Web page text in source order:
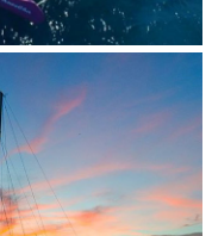
공)
어, 바나나보트(1회)
샤워시설(수건 제공),